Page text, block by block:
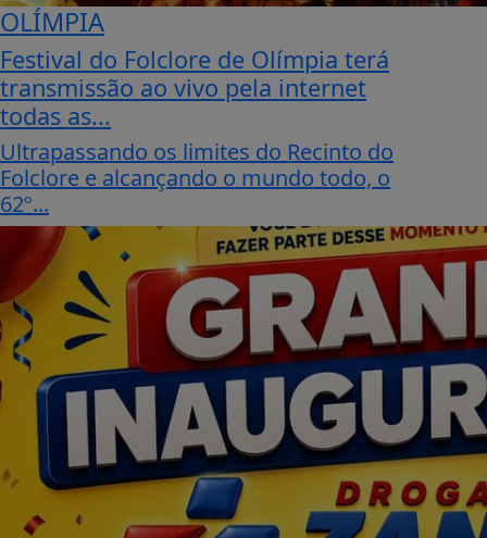
Empresarial
É NESTE SÁBADO! A GRANDE
INAUGURAÇÃO DA DROGARIA ZANINI
+ POPULAR! ❤️🎉
Chegou o grande dia de conhecer uma
nova opção em saúde, cuidado e
economia para...